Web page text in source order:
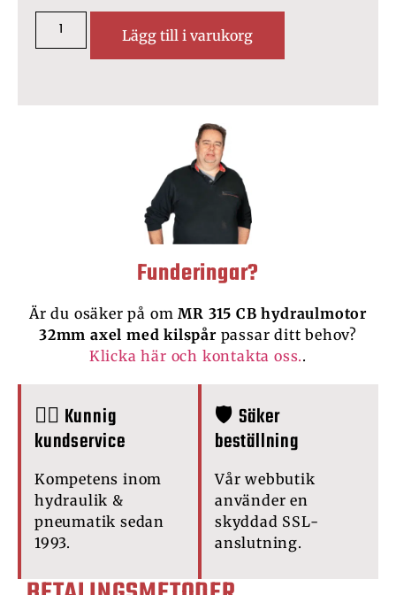
Lägg till i varukorg
Funderingar?
Är du osäker på om MR 315 CB hydraulmotor
32mm axel med kilspår passar ditt behov?
Klicka här och kontakta oss..
🙋‍♂️ Kunnig
kundservice
Kompetens inom
hydraulik &
pneumatik sedan
1993.
🛡️ Säker
beställning
Vår webbutik
använder en
skyddad SSL-
anslutning.